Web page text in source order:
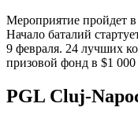
Мероприятие пройдет
Начало баталий
9 февраля. 24 лучших
призовой фонд в $1 000
PGL Cluj-